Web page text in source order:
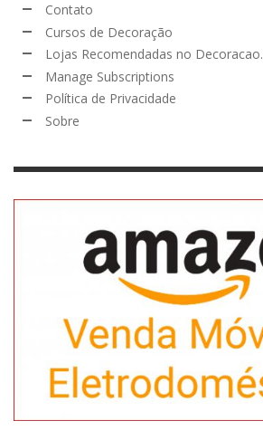
Contato
Cursos de Decoração
Lojas Recomendadas no
Manage Subscriptions
Política de Privacidade
Sobre